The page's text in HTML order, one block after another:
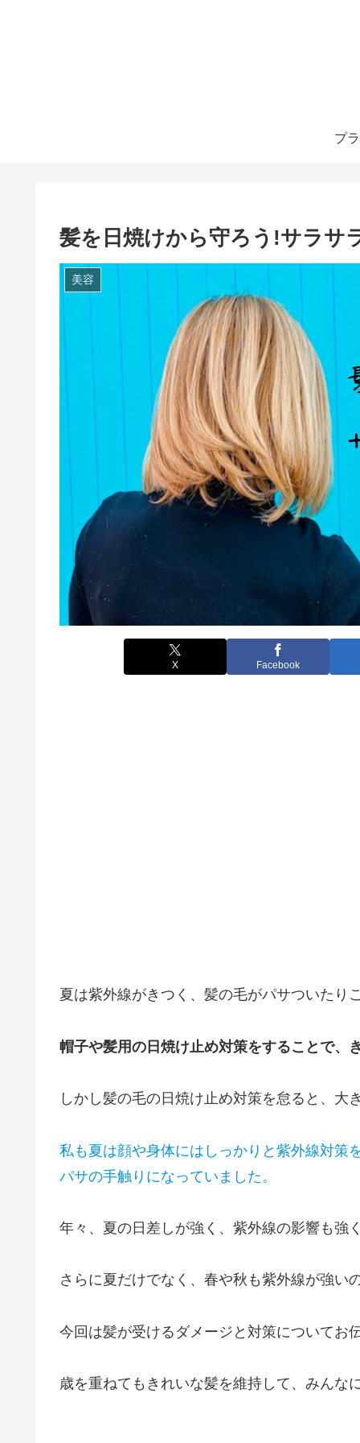
プ
髪を日焼けから守ろう!サラサ
美容
X Facebook
夏は紫外線がきつく、髪の毛がパサついたり
帽子や髪用の日焼け止め対策をすることで、
しかし髪の毛の日焼け止め対策を怠ると、大
私も夏は顔や身体にはしっかりと紫外線対策
パサの手触りになっていました。
年々、夏の日差しが強く、紫外線の影響も強
さらに夏だけでなく、春や秋も紫外線が強い
今回は髪が受けるダメージと対策についてお
歳を重ねてもきれいな髪を維持して、みんな